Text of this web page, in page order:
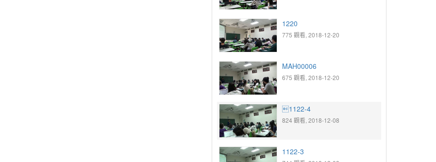
1220
775 觀看, 2018-12-20
MAH00006
675 觀看, 2018-12-20
1122-4
824 觀看, 2018-12-08
1122-3